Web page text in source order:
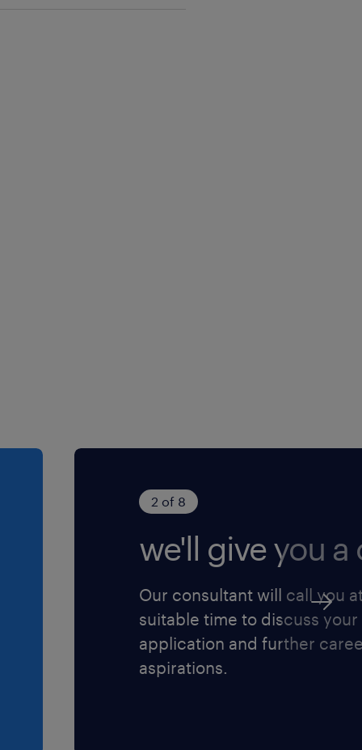
architektury czy
zakresu
od klientów.
oraz
korzyści budżetowe i
reklamacji i
2 of 8
we'll give you a
Our consultant will call you
suitable time to discuss your
application and further
aspirations.